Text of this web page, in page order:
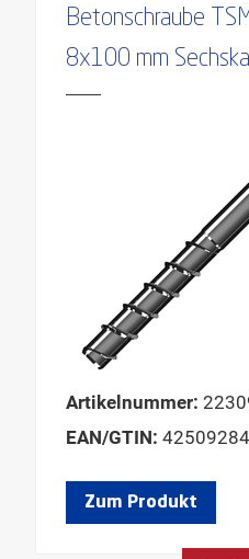
Betonschraube TSM
8x100 mm
Artikelnummer:
EAN/GTIN:
Zum Produkt